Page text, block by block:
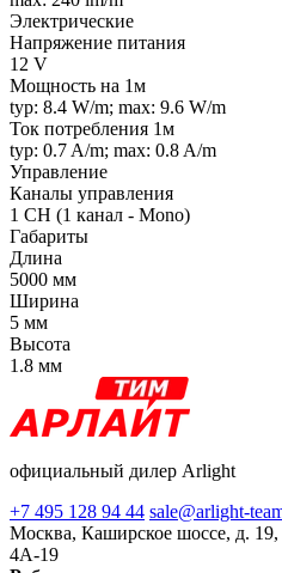
Электрические
Напряжение питания
12 V
Мощность на 1м
typ: 8.4 W/m; max: 9.6 W/m
Ток потребления 1м
typ: 0.7 A/m; max: 0.8 A/m
Управление
Каналы управления
1 CH (1 канал - Mono)
Габариты
Длина
5000 мм
Ширина
5 мм
Высота
1.8 мм
официальный дилер Arlight
+7 495 128 94 44 sale@arlight-
Москва, Каширское шоссе, д. 19,
4А-19